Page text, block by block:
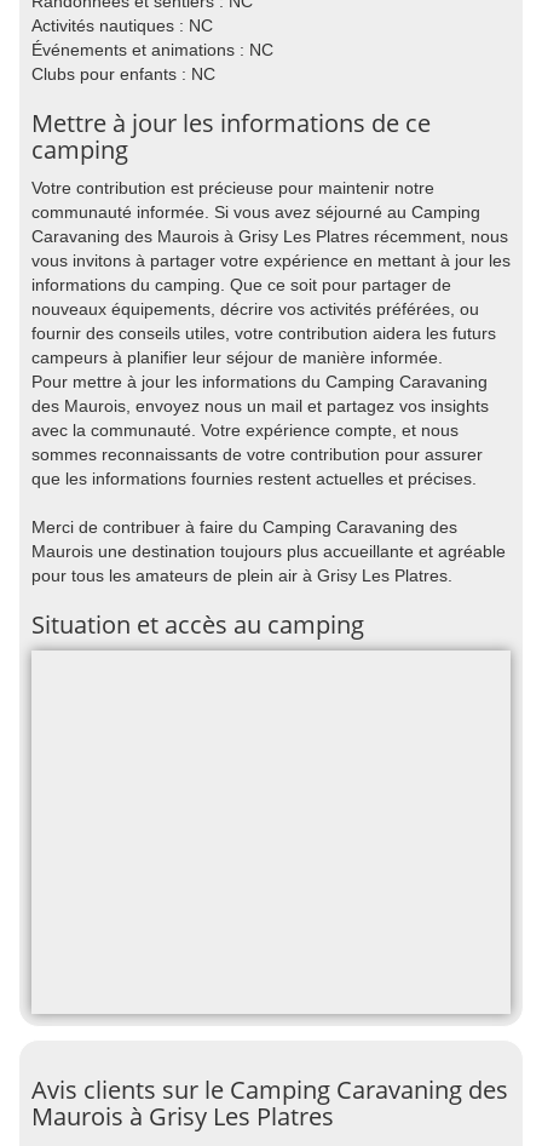
Activités nautiques : NC
Événements et animations : NC
Clubs pour enfants : NC
Mettre à jour les informations de ce
camping
Votre contribution est précieuse pour maintenir notre
communauté informée. Si vous avez séjourné au Camping
Caravaning des Maurois à Grisy Les Platres récemment, nous
vous invitons à partager votre expérience en mettant à jour les
informations du camping. Que ce soit pour partager de
nouveaux équipements, décrire vos activités préférées, ou
fournir des conseils utiles, votre contribution aidera les futurs
campeurs à planifier leur séjour de manière informée.
Pour mettre à jour les informations du Camping Caravaning
des Maurois, envoyez nous un mail et partagez vos insights
avec la communauté. Votre expérience compte, et nous
sommes reconnaissants de votre contribution pour assurer
que les informations fournies restent actuelles et précises.
Merci de contribuer à faire du Camping Caravaning des
Maurois une destination toujours plus accueillante et agréable
pour tous les amateurs de plein air à Grisy Les Platres.
Situation et accès au camping
Avis clients sur le Camping Caravaning des
Maurois à Grisy Les Platres